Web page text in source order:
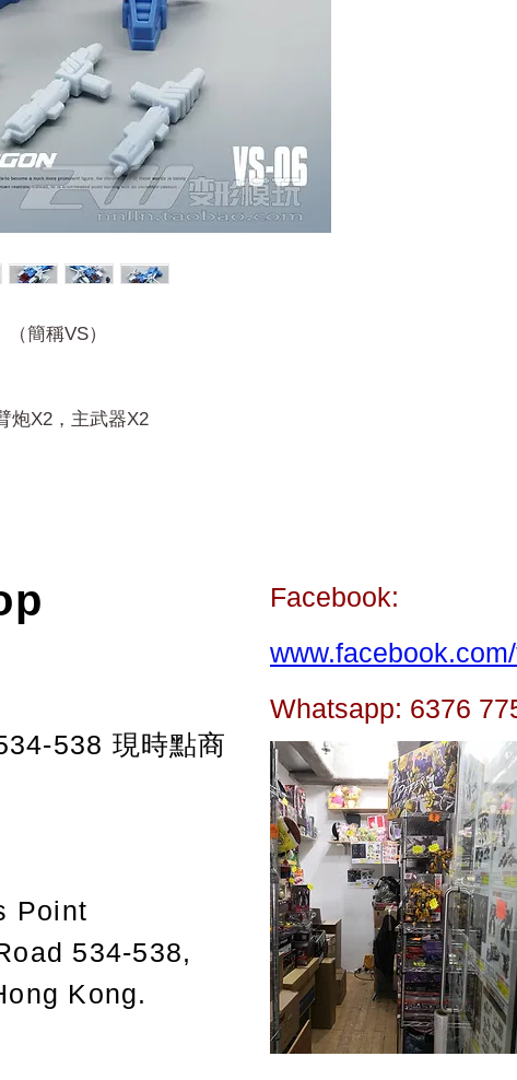
簡稱VS）
炮X2，主武器X2
538 現時點商
Point
534-538,
Kong.
Facebook:
Whatsapp: 6376